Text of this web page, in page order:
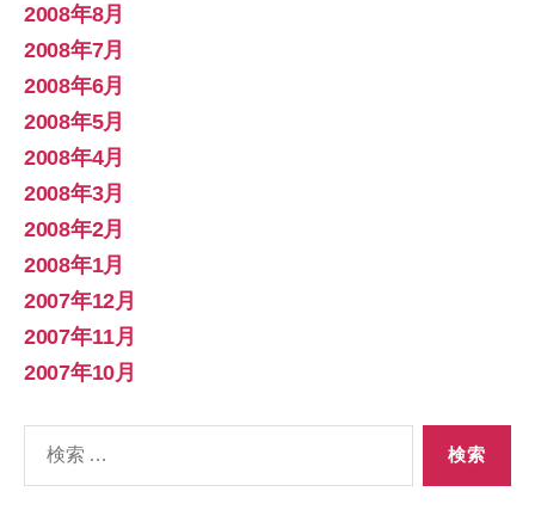
2008年8月
2008年7月
2008年6月
2008年5月
2008年4月
2008年3月
2008年2月
2008年1月
2007年12月
2007年11月
2007年10月